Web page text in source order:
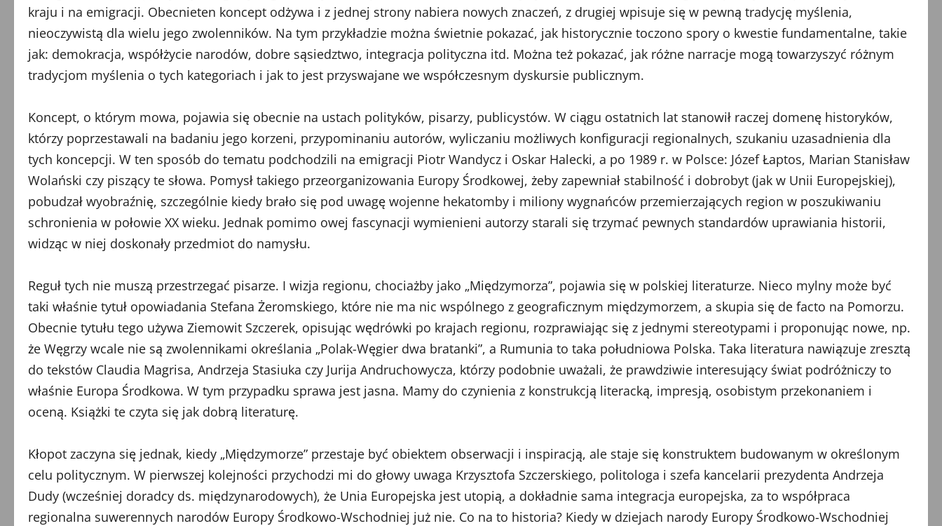
kraju i na emigracji. Obecnieten koncept odżywa i z jednej strony nabiera nowych znaczeń, z drugiej wpisuje się w pewną tradycję myślenia,
nieoczywistą dla wielu jego zwolenników. Na tym przykładzie można świetnie pokazać, jak historycznie toczono spory o kwestie fundamentalne, takie
jak: demokracja, współżycie narodów, dobre sąsiedztwo, integracja polityczna itd. Można też pokazać, jak różne narracje mogą towarzyszyć różnym
tradycjom myślenia o tych kategoriach i jak to jest przyswajane we współczesnym dyskursie publicznym.
Koncept, o którym mowa, pojawia się obecnie na ustach polityków, pisarzy, publicystów. W ciągu ostatnich lat stanowił raczej domenę historyków,
którzy poprzestawali na badaniu jego korzeni, przypominaniu autorów, wyliczaniu możliwych konfiguracji regionalnych, szukaniu uzasadnienia dla
tych koncepcji. W ten sposób do tematu podchodzili na emigracji Piotr Wandycz i Oskar Halecki, a po 1989 r. w Polsce: Józef Łaptos, Marian Stanisław
Wolański czy piszący te słowa. Pomysł takiego przeorganizowania Europy Środkowej, żeby zapewniał stabilność i dobrobyt (jak w Unii Europejskiej),
pobudzał wyobraźnię, szczególnie kiedy brało się pod uwagę wojenne hekatomby i miliony wygnańców przemierzających region w poszukiwaniu
schronienia w połowie XX wieku. Jednak pomimo owej fascynacji wymienieni autorzy starali się trzymać pewnych standardów uprawiania historii,
widząc w niej doskonały przedmiot do namysłu.
Reguł tych nie muszą przestrzegać pisarze. I wizja regionu, chociażby jako „Międzymorza”, pojawia się w polskiej literaturze. Nieco mylny może być
taki właśnie tytuł opowiadania Stefana Żeromskiego, które nie ma nic wspólnego z geograficznym międzymorzem, a skupia się de facto na Pomorzu.
Obecnie tytułu tego używa Ziemowit Szczerek, opisując wędrówki po krajach regionu, rozprawiając się z jednymi stereotypami i proponując nowe, np.
że Węgrzy wcale nie są zwolennikami określania „Polak-Węgier dwa bratanki”, a Rumunia to taka południowa Polska. Taka literatura nawiązuje zresztą
do tekstów Claudia Magrisa, Andrzeja Stasiuka czy Jurija Andruchowycza, którzy podobnie uważali, że prawdziwie interesujący świat podróżniczy to
właśnie Europa Środkowa. W tym przypadku sprawa jest jasna. Mamy do czynienia z konstrukcją literacką, impresją, osobistym przekonaniem i
oceną. Książki te czyta się jak dobrą literaturę.
Kłopot zaczyna się jednak, kiedy „Międzymorze” przestaje być obiektem obserwacji i inspiracją, ale staje się konstruktem budowanym w określonym
celu politycznym. W pierwszej kolejności przychodzi mi do głowy uwaga Krzysztofa Szczerskiego, politologa i szefa kancelarii prezydenta Andrzeja
Dudy (wcześniej doradcy ds. międzynarodowych), że Unia Europejska jest utopią, a dokładnie sama integracja europejska, za to współpraca
regionalna suwerennych narodów Europy Środkowo-Wschodniej już nie. Co na to historia? Kiedy w dziejach narody Europy Środkowo-Wschodniej